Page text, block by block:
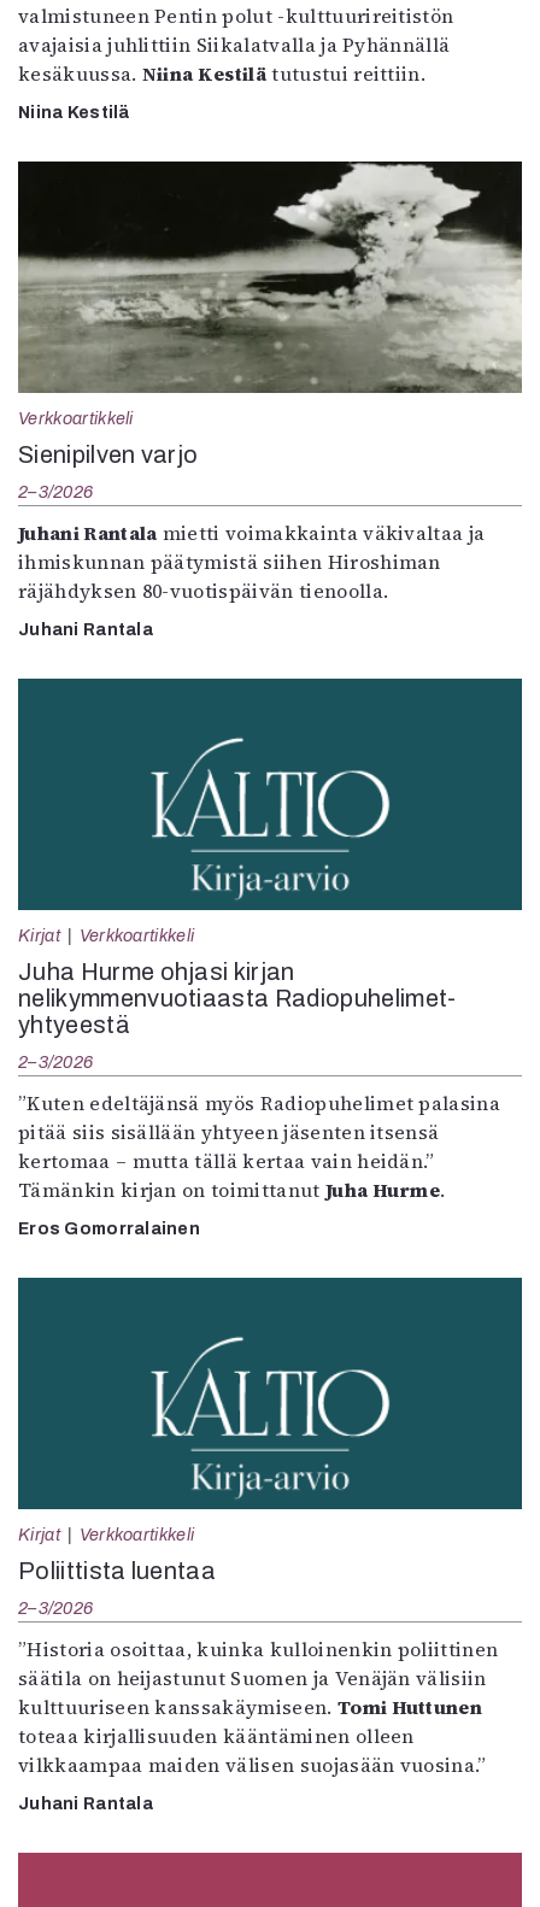
valmistuneen Pentin polut -kulttuurireitistön
avajaisia juhlittiin Siikalatvalla ja Pyhännällä
kesäkuussa. Niina Kestilätutustui reittiin.
Niina Kestilä
Verkkoartikkeli
Sienipilven varjo
2–3/2026
Juhani Rantala mietti voimakkainta väkivaltaa ja
ihmiskunnan päätymistä siihen Hiroshiman
räjähdyksen 80-vuotispäivän tienoolla.
Juhani Rantala
Kirjat Verkkoartikkeli
Juha Hurme ohjasi kirjan
nelikymmenvuotiaasta Radiopuhelimet-
yhtyeestä
2–3/2026
”Kuten edeltäjänsä myös Radiopuhelimet palasina
pitää siis sisällään yhtyeen jäsenten itsensä
kertomaa – mutta tällä kertaa vain heidän.”
Tämänkin kirjan on toimittanut Juha Hurme.
Eros Gomorralainen
Kirjat Verkkoartikkeli
Poliittista luentaa
2–3/2026
”Historia osoittaa, kuinka kulloinenkin poliittinen
säätila on heijastunut Suomen ja Venäjän välisiin
kulttuuriseen kanssakäymiseen. Tomi Huttunen
toteaa kirjallisuuden kääntäminen olleen
vilkkaampaa maiden välisen suojasään vuosina.”
Juhani Rantala